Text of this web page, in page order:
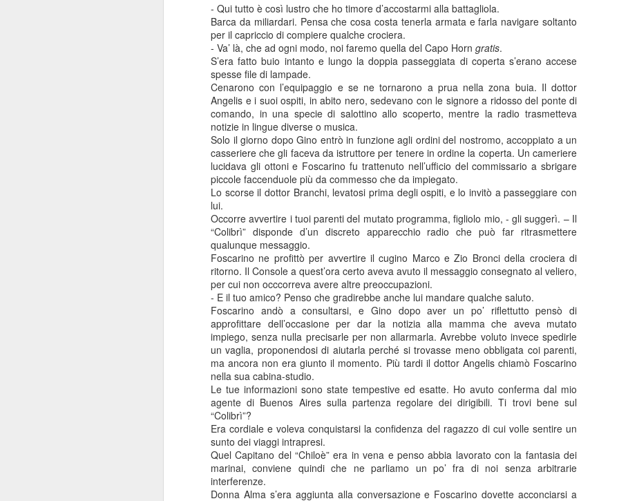
- Qui tutto è così lustro che ho timore d’accostarmi alla battagliola.
Barca da miliardari. Pensa che cosa costa tenerla armata e farla navigare soltanto
per il capriccio di compiere qualche crociera.
- Va’ là, che ad ogni modo, noi faremo quella del Capo Horn gratis.
S’era fatto buio intanto e lungo la doppia passeggiata di coperta s’erano accese
spesse file di lampade.
Cenarono con l’equipaggio e se ne tornarono a prua nella zona buia. Il dottor
Angelis e i suoi ospiti, in abito nero, sedevano con le signore a ridosso del ponte di
comando, in una specie di salottino allo scoperto, mentre la radio trasmetteva
notizie in lingue diverse o musica.
Solo il giorno dopo Gino entrò in funzione agli ordini del nostromo, accoppiato a un
casseriere che gli faceva da istruttore per tenere in ordine la coperta. Un cameriere
lucidava gli ottoni e Foscarino fu trattenuto nell’ufficio del commissario a sbrigare
piccole faccenduole più da commesso che da impiegato.
Lo scorse il dottor Branchi, levatosi prima degli ospiti, e lo invitò a passeggiare con
lui.
Occorre avvertire i tuoi parenti del mutato programma, figliolo mio, - gli suggerì. – Il
“Colibrì” disponde d’un discreto apparecchio radio che può far ritrasmettere
qualunque messaggio.
Foscarino ne profittò per avvertire il cugino Marco e Zio Bronci della crociera di
ritorno. Il Console a quest’ora certo aveva avuto il messaggio consegnato al veliero,
per cui non occcorreva avere altre preoccupazioni.
- E il tuo amico? Penso che gradirebbe anche lui mandare qualche saluto.
Foscarino andò a consultarsi, e Gino dopo aver un po’ riflettutto pensò di
approfittare dell’occasione per dar la notizia alla mamma che aveva mutato
impiego, senza nulla precisarle per non allarmarla. Avrebbe voluto invece spedirle
un vaglia, proponendosi di aiutarla perché si trovasse meno obbligata coi parenti,
ma ancora non era giunto il momento. Più tardi il dottor Angelis chiamò Foscarino
nella sua cabina-studio.
Le tue informazioni sono state tempestive ed esatte. Ho avuto conferma dal mio
agente di Buenos Aires sulla partenza regolare dei dirigibili. Ti trovi bene sul
“Colibrì”?
Era cordiale e voleva conquistarsi la confidenza del ragazzo di cui volle sentire un
sunto dei viaggi intrapresi.
Quel Capitano del “Chiloè” era in vena e penso abbia lavorato con la fantasia dei
marinai, conviene quindi che ne parliamo un po’ fra di noi senza arbitrarie
interferenze.
Donna Alma s’era aggiunta alla conversazione e Foscarino dovette acconciarsi a
Il mio intervento sulle osservazioni del gruppo “Progresso per Sestri – Sestri Un Passo
all'aggiornamento del puc riguardo all'area di vico Pozzetto.
La vicenda è nota perchè origina dalla richiesta di svincolo di Villa Jolanda.
Posted 3rd January 2025byPaolo
0 Add a comment
Consiglio Comunale 16 dicembre novembre 2024 - Sestri Levante